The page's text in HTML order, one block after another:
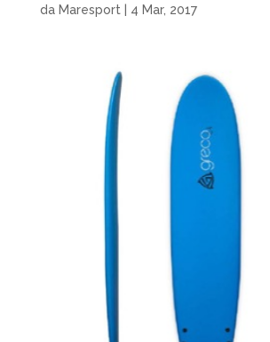
da Maresport 4 Mar, 2017